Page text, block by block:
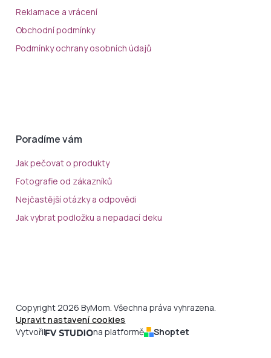
Reklamace a vrácení
Obchodní podmínky
Podmínky ochrany osobních údajů
Poradíme vám
Jak pečovat o produkty
Fotografie od zákazníků
Nejčastější otázky a odpovědi
Jak vybrat podložku a nepadací deku
Copyright 2026 ByMom. Všechna práva vyhrazena.
Upravit nastavení cookies
Vytvořil
na platformě Shoptet